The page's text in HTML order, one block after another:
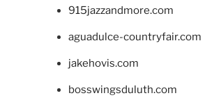
915jazzandmore.com
aguadulce-countryfair.com
jakehovis.com
bosswingsduluth.com